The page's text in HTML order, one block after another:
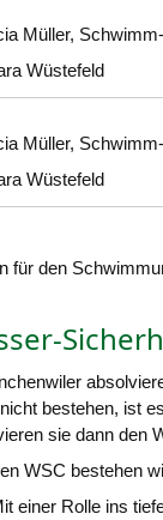
Müller,
Wüstefeld
Müller,
Wüstefeld
für den
bestehen, ist
sie dann den
WSC bestehen
einer Rolle ins